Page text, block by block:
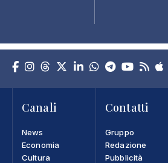
Canali
News
Economia
Cultura
Contatti
Gruppo
Redazione
Pubblicità